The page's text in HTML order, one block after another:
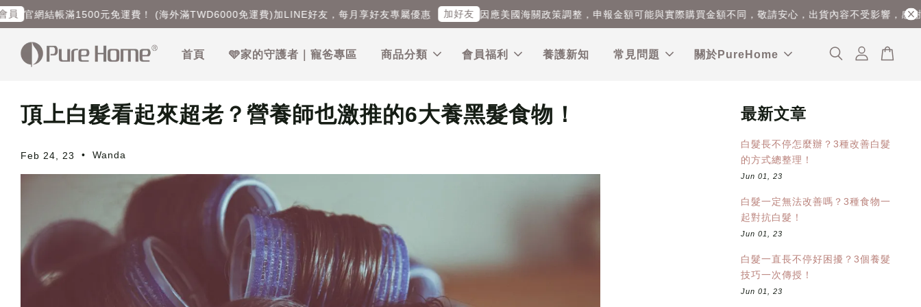
結帳滿1500元免運費！ (海外滿TWD6000免運費)加LINE好友，每月享好友專屬優惠 加好友 因應美國海關政策調整，申報金額可能與實際購買金額不同，敬請安心，出貨內容不受影響，感謝您的理
首頁 🩵家的守護者｜寵爸專區 商品分類 會員福利 養護新知 常見問題 關於PureHome
頂上白髮看起來超老？營養師也激推的6大養黑髮食物！
Feb 24, 23 • Wanda
最新文章
白髮長不停怎麼辦？3種改善白髮
的方式總整理！
Jun 01, 23
白髮一定無法改善嗎？3種食物一
起對抗白髮！
Jun 01, 23
白髮一直長不停好困擾？3個養髮
技巧一次傳授！
Jun 01, 23